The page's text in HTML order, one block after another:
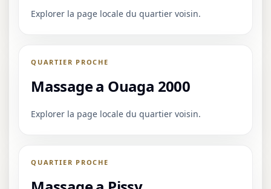
Explorer la page locale du quartier voisin.
QUARTIER PROCHE
Massage a Ouaga 2000
Explorer la page locale du quartier voisin.
QUARTIER PROCHE